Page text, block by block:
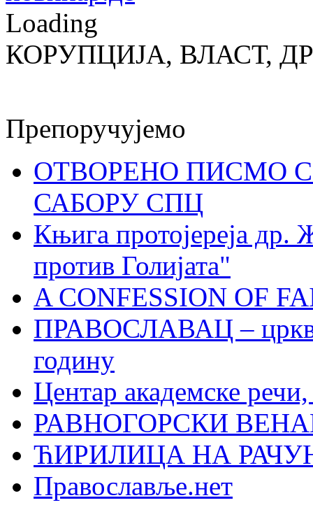
Loading
КОРУПЦИЈА, ВЛАСТ,
Препоручујемо
ОТВОРЕНО ПИСМО
САБОРУ СПЦ
Књига протојереја др.
против Голијата"
A CONFESSION OF
ПРАВОСЛАВАЦ –
годину
Центар академске
РАВНОГОРСКИ
ЋИРИЛИЦА НА
Православље.нет